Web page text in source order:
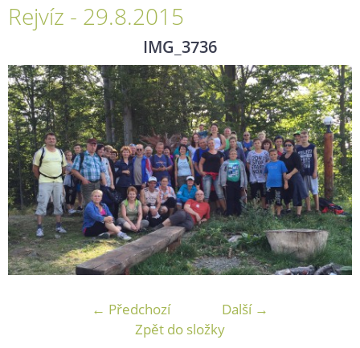
Rejvíz - 29.8.2015
IMG_3736
← Předchozí
Další →
Zpět do složky